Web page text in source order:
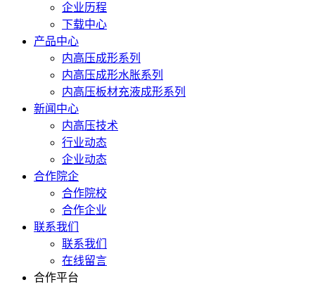
企业历程
下载中心
产品中心
内高压成形系列
内高压成形水胀系列
内高压板材充液成形系列
新闻中心
内高压技术
行业动态
企业动态
合作院企
合作院校
合作企业
联系我们
联系我们
在线留言
合作平台